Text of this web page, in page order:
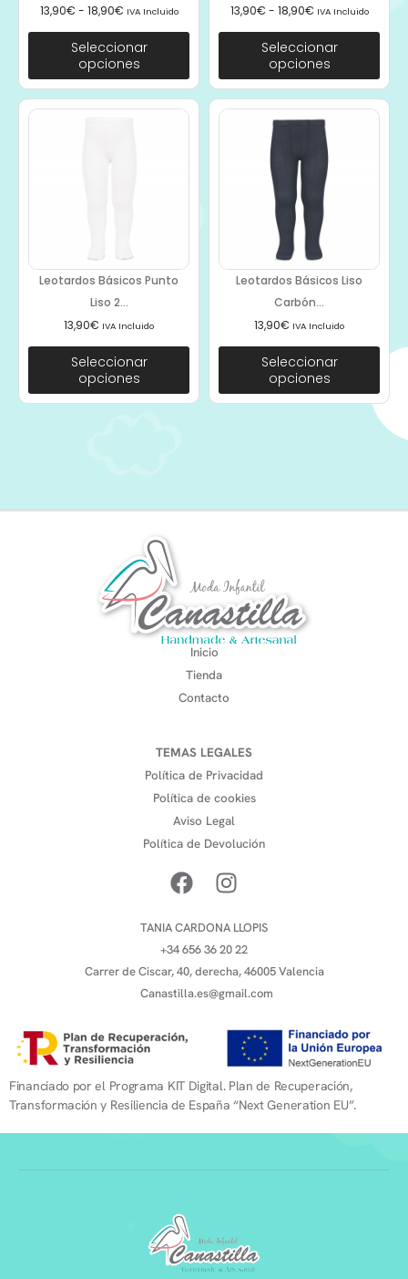
13,90€ - 18,90€ IVA Incluido
Seleccionar
opciones
13,90€ - 18,90€ IVA Incluido
Seleccionar
opciones
Leotardos Básicos Punto
Liso 2...
13,90€ IVA Incluido
Seleccionar
opciones
Leotardos Básicos Liso
Carbón...
13,90€ IVA Incluido
Seleccionar
opciones
Inicio
Tienda
Contacto
TEMAS LEGALES
Política de Privacidad
Política de cookies
Aviso Legal
Política de Devolución
TANIA CARDONA LLOPIS
+34 656 36 20 22
Carrer de Ciscar, 40, derecha, 46005 Valencia
Canastilla.es@gmail.com
Financiado por el Programa KIT Digital. Plan de Recuperación,
Transformación y Resiliencia de España “Next Generation EU”.